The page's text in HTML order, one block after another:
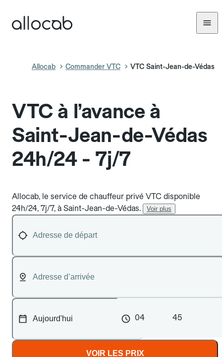
Allocab Commander VTC VTC Saint-Jean-de-Védas
VTC à l’avance à
Saint-Jean-de-Védas
24h/24 - 7j/7
Allocab, le service de chauffeur privé VTC disponible
24h/24, 7j/7, à Saint-Jean-de-Védas.
Voir plus
04 45
VOIR LES PRIX